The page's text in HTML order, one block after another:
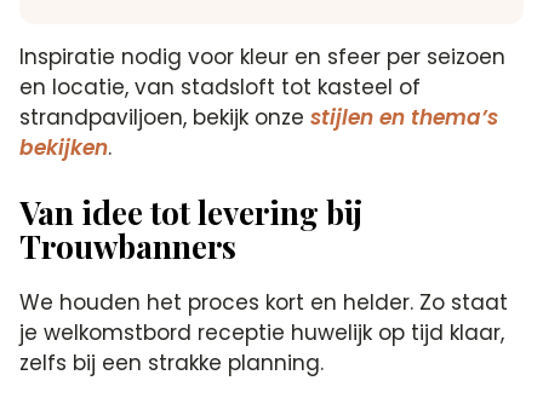
Inspiratie nodig voor kleur en sfeer per seizoen
en locatie, van stadsloft tot kasteel of
strandpaviljoen, bekijk onzestijlen en thema’s
bekijken.
Van idee tot levering bij
Trouwbanners
We houden het proces kort en helder. Zo staat
je welkomstbord receptie huwelijk op tijd klaar,
zelfs bij een strakke planning.